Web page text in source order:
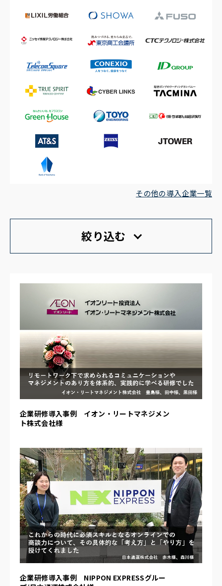
その他の導入企業一覧
絞り込む
企業研修導入事例 イオン・リートマネジメン
ト株式会社様
企業研修導入事例 NIPPON EXPRESSグルー